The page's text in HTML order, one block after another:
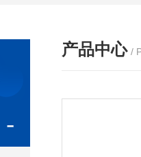
产品中心 /